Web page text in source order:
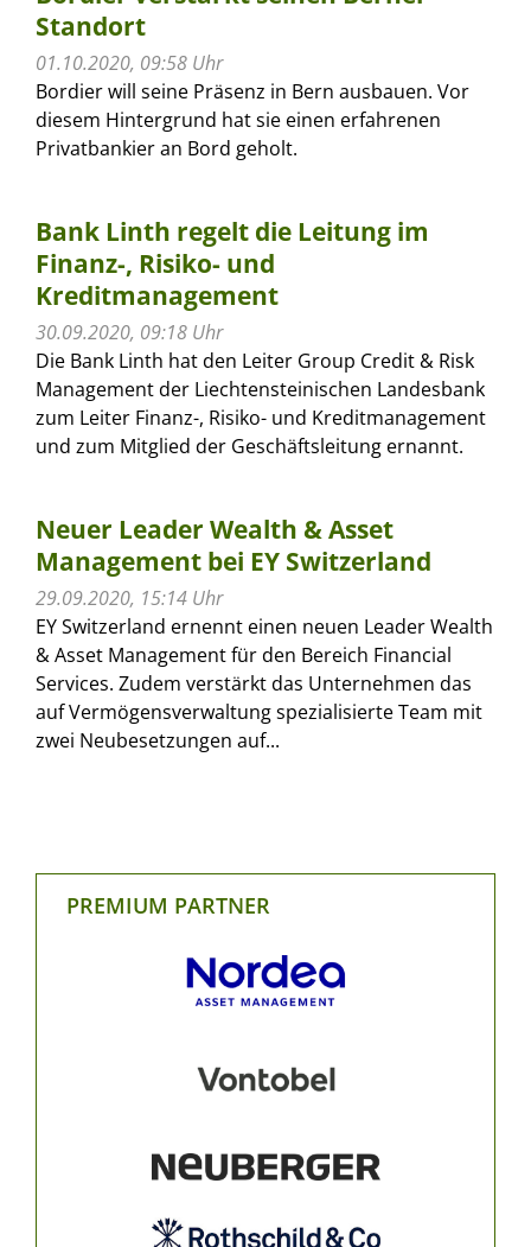
Standort
01.10.2020, 09:58 Uhr
Bordier will seine Präsenz in Bern ausbauen. Vor
diesem Hintergrund hat sie einen erfahrenen
Privatbankier an Bord geholt.
Bank Linth regelt die Leitung im
Finanz-, Risiko- und
Kreditmanagement
30.09.2020, 09:18 Uhr
Die Bank Linth hat den Leiter Group Credit & Risk
Management der Liechtensteinischen Landesbank
zum Leiter Finanz-, Risiko- und Kreditmanagement
und zum Mitglied der Geschäftsleitung ernannt.
Neuer Leader Wealth & Asset
Management bei EY Switzerland
29.09.2020, 15:14 Uhr
EY Switzerland ernennt einen neuen Leader Wealth
& Asset Management für den Bereich Financial
Services. Zudem verstärkt das Unternehmen das
auf Vermögensverwaltung spezialisierte Team mit
zwei Neubesetzungen auf...
PREMIUM PARTNER